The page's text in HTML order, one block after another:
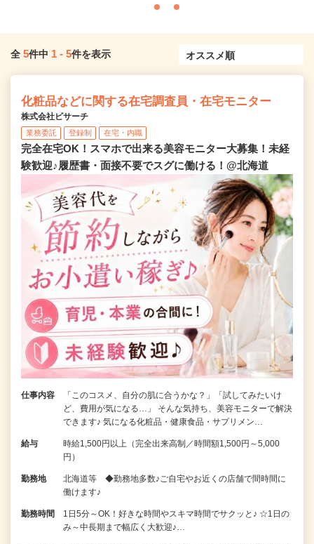
全 5件中 1 - 5件を表示
化粧品などに関する在宅調査員・在宅モニター
株式会社ビサーチ
業務委託 登録制 在宅・内職
完全在宅OK！スマホで出来る美容モニター大募集！未経
験歓迎♪履歴書・面接不要でスグに働ける！@北海道
仕事内容
「このコスメ、自分の肌に合うかな？」「試してみたいけ
ど、費用が気になる…」 そんな気持ち、美容モニターで解決
できます♪ 気になる化粧品・健康食品・サプリメン…
給与
時給1,500円以上（完全出来高制／時間額1,500円～5,000
円）
勤務地
北海道等 ◆勤務地多数♪ご自宅やお近くの店舗で間時間に
働けます♪
勤務時間
1日5分～OK！好きな時間やスキマ時間でサクッと♪ ☆1日の
み～中長期まで幅広く大歓迎♪…